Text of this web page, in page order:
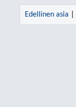
Edellinen asia